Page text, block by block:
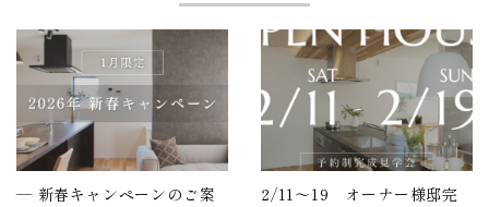
― 新春キャンペーンのご案
2/11～19 オーナー様邸完